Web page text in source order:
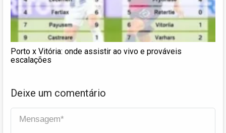
Porto x Vitória: onde assistir ao vivo e prováveis
escalações
Deixe um comentário